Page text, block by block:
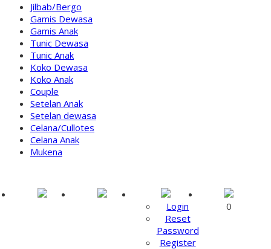
Jilbab/Bergo
Gamis Dewasa
Gamis Anak
Tunic Dewasa
Tunic Anak
Koko Dewasa
Koko Anak
Couple
Setelan Anak
Setelan dewasa
Celana/Cullotes
Celana Anak
Mukena
Login
Reset
Password
Register
0